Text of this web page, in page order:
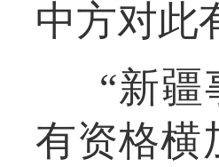
中方对此
“新
有资格横